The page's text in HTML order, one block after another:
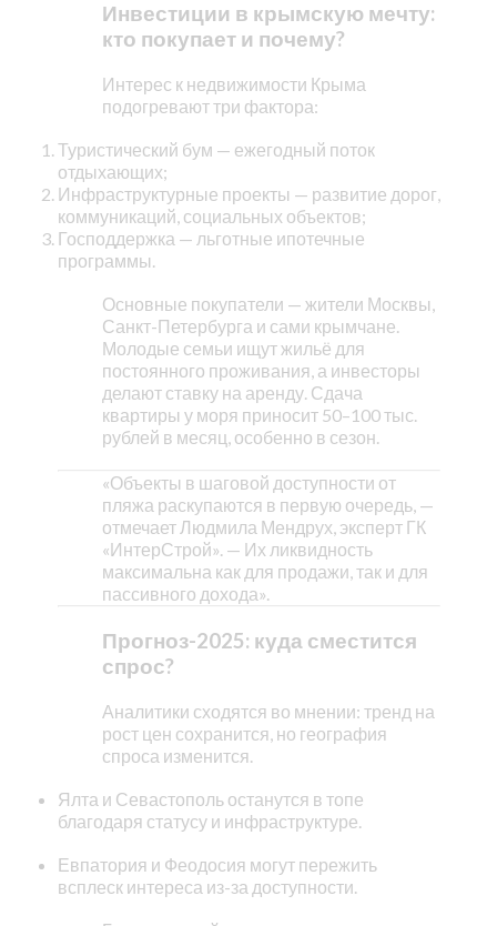
Инвестиции в крымскую мечту:
кто покупает и почему?
Интерес к недвижимости Крыма
подогревают три фактора:
Туристический бум — ежегодный поток
отдыхающих;
Инфраструктурные проекты — развитие дорог,
коммуникаций, социальных объектов;
Господдержка — льготные ипотечные
программы.
Основные покупатели — жители Москвы,
Санкт-Петербурга и сами крымчане.
Молодые семьи ищут жильё для
постоянного проживания, а инвесторы
делают ставку на аренду. Сдача
квартиры у моря приносит 50–100 тыс.
рублей в месяц, особенно в сезон.
«Объекты в шаговой доступности от
пляжа раскупаются в первую очередь, —
отмечает Людмила Мендрух, эксперт ГК
«ИнтерСтрой». — Их ликвидность
максимальна как для продажи, так и для
пассивного дохода».
Прогноз-2025: куда сместится
спрос?
Аналитики сходятся во мнении: тренд на
рост цен сохранится, но география
спроса изменится.
Ялта и Севастополь останутся в топе
благодаря статусу и инфраструктуре.
Евпатория и Феодосия могут пережить
всплеск интереса из-за доступности.